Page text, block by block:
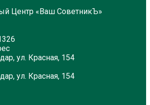
Центр «Ваш СоветникЪ»
ул. Красная, 154
ул. Красная, 154